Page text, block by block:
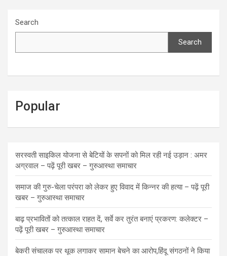
Search
Search
Popular
सरस्वती साइकिल योजना से बेटियों के सपनों को मिल रही नई उड़ान : अमर
अग्रवाल – पढ़ें पूरी खबर – गुरुआस्था समाचार
समाज की गुरु-चेला परंपरा को लेकर हुए विवाद में किन्नर की हत्या – पढ़ें पूरी
खबर – गुरुआस्था समाचार
बाढ़ प्रभावितों को तत्काल राहत दें, सर्वे कर तुरंत बनाएं प्रकरण: कलेक्टर –
पढ़ें पूरी खबर – गुरुआस्था समाचार
बेकरी संचालक पर थूक लगाकर सामान बेचने का आरोप,हिंदू संगठनों ने किया